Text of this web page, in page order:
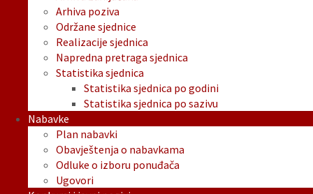
Arhiva poziva
Održane sjednice
Realizacije sjednica
Napredna pretraga sjednica
Statistika sjednica
Statistika sjednica po godini
Statistika sjednica po sazivu
Nabavke
Plan nabavki
Obavještenja o nabavkama
Odluke o izboru ponuđača
Ugovori